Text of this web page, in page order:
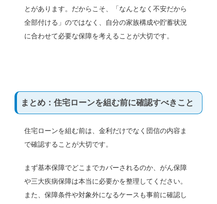
とがあります。だからこそ、「なんとなく不安だから
全部付ける」のではなく、自分の家族構成や貯蓄状況
に合わせて必要な保障を考えることが大切です。
まとめ：住宅ローンを組む前に確認すべきこと
住宅ローンを組む前は、金利だけでなく団信の内容ま
で確認することが大切です。
まず基本保障でどこまでカバーされるのか、がん保障
や三大疾病保障は本当に必要かを整理してください。
また、保障条件や対象外になるケースも事前に確認し